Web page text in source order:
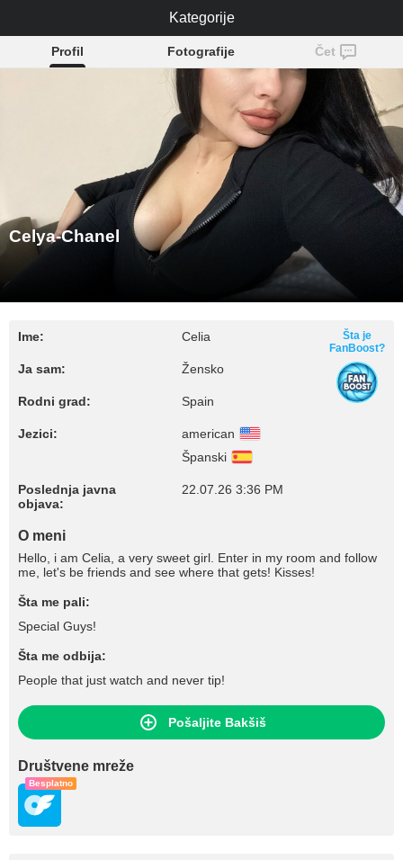
Celya-Chanel
Profil Fotografije Čet
Celya-Chanel
Ime: Celia
Ja sam: Žensko
Rodni grad: Spain
Jezici:
american
Španski
Poslednja javna
objava:
22.07.26 3:36 PM
Šta je
FanBoost?
O meni
Hello, i am Celia, a very sweet girl. Enter in my room and follow
me, let's be friends and see where that gets! Kisses!
Šta me pali:
Special Guys!
Šta me odbija:
People that just watch and never tip!
Pošaljite Bakšiš
Društvene mreže
Besplatno
Kategorije